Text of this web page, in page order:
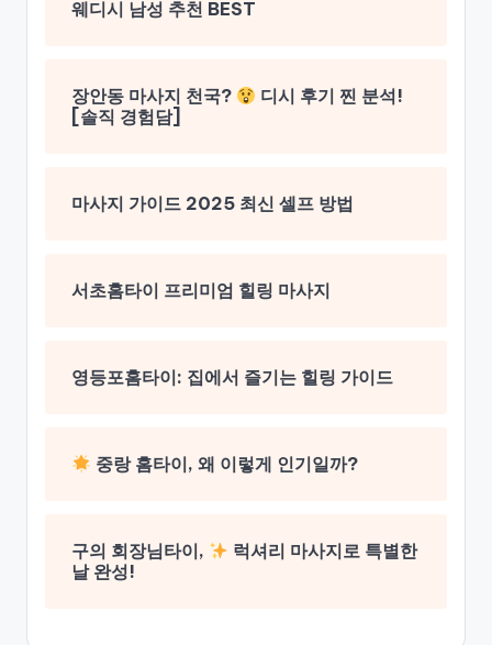
웨디시 남성 추천 BEST
장안동 마사지 천국?
디시 후기 찐 분석!
[솔직 경험담]
마사지 가이드 2025 최신 셀프 방법
서초홈타이 프리미엄 힐링 마사지
영등포홈타이: 집에서 즐기는 힐링 가이드
중랑 홈타이, 왜 이렇게 인기일까?
구의 회장님타이,
럭셔리 마사지로 특별한
날 완성!